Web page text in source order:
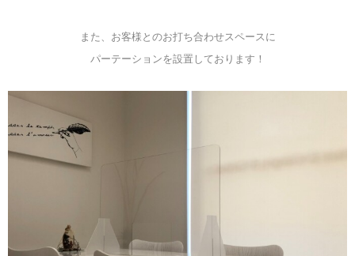
また、お客様とのお打ち合わせスペースに
パーテーションを設置しております！